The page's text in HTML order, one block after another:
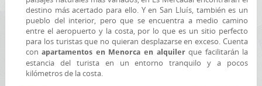
destino más acertado para ello. Y en San Lluís, también es un
pueblo del interior, pero que se encuentra a medio camino
entre el aeropuerto y la costa, por lo que es un sitio perfecto
para los turistas que no quieran desplazarse en exceso. Cuenta
conapartamentos en Menorca en alquilerque facilitarán la
estancia del turista en un entorno tranquilo y a pocos
kilómetros de la costa.